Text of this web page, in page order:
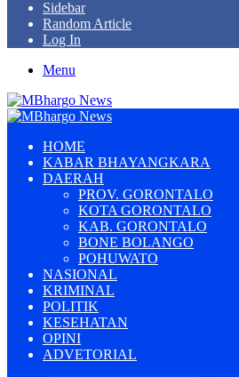
Sidebar
Random Article
Log In
Menu
HOME
KABAR BHAYANGKARA
DAERAH
PROV. GORONTALO
KOTA GORONTALO
KAB. GORONTALO
BONE BOLANGO
POHUWATO
NASIONAL
KRIMINAL
POLITIK
KESEHATAN
OPINI
ADVETORIAL